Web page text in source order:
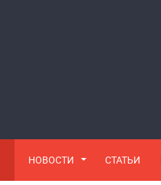
НОВОСТИ СТАТЬИ